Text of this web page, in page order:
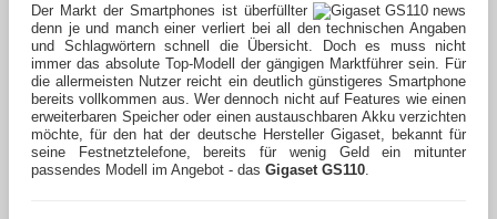
Der Markt der Smartphones ist überfüllter
denn je und manch einer verliert bei all den technischen Angaben
und Schlagwörtern schnell die Übersicht. Doch es muss nicht
immer das absolute Top-Modell der gängigen Marktführer sein. Für
die allermeisten Nutzer reicht ein deutlich günstigeres Smartphone
bereits vollkommen aus. Wer dennoch nicht auf Features wie einen
erweiterbaren Speicher oder einen austauschbaren Akku verzichten
möchte, für den hat der deutsche Hersteller Gigaset, bekannt für
seine Festnetztelefone, bereits für wenig Geld ein mitunter
passendes Modell im Angebot - das Gigaset GS110